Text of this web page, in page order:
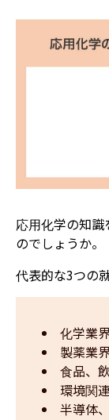
応用化学の知
のでしょうか。
代表的な3つの
化学業
製薬業
食品、
環境関
半導体